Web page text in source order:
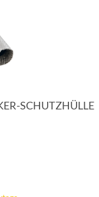
SCHUTZHÜLLE